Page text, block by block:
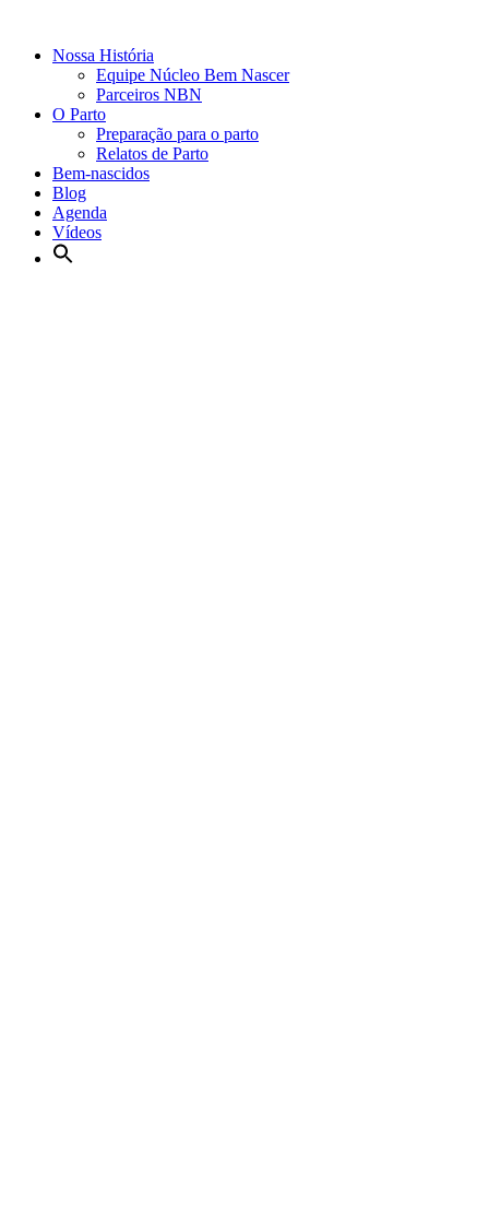
Nossa História
Equipe Núcleo Bem Nascer
Parceiros NBN
O Parto
Preparação para o parto
Relatos de Parto
Bem-nascidos
Blog
Agenda
Vídeos